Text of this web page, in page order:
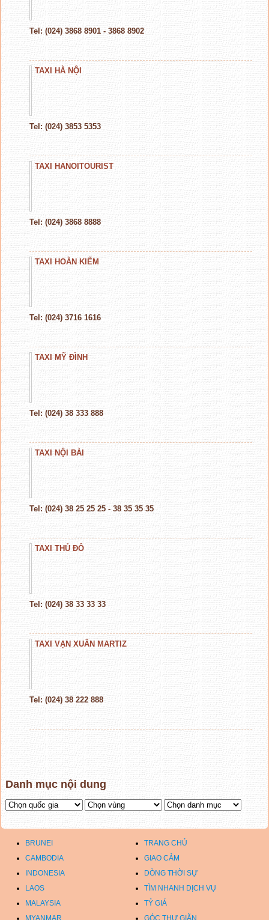
Tel: (024) 3868 8901 - 3868 8902
TAXI HÀ NỘI
Tel: (024) 3853 5353
TAXI HANOITOURIST
Tel: (024) 3868 8888
TAXI HOÀN KIẾM
Tel: (024) 3716 1616
TAXI MỸ ĐÌNH
Tel: (024) 38 333 888
TAXI NỘI BÀI
Tel: (024) 38 25 25 25 - 38 35 35 35
TAXI THỦ ĐÔ
Tel: (024) 38 33 33 33
TAXI VẠN XUÂN MARTIZ
Tel: (024) 38 222 888
Danh mục nội dung
BRUNEI
TRANG CHỦ
CAMBODIA
GIAO CẢM
INDONESIA
DÒNG THỜI SỰ
LAOS
TÌM NHANH DỊCH VỤ
MALAYSIA
TỶ GIÁ